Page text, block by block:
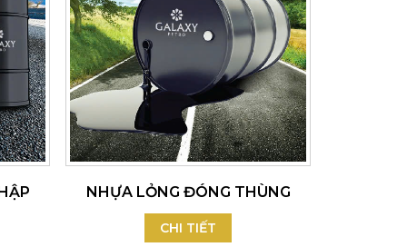
NHỰA LỎNG ĐÓNG THÙNG
CHI TIẾT